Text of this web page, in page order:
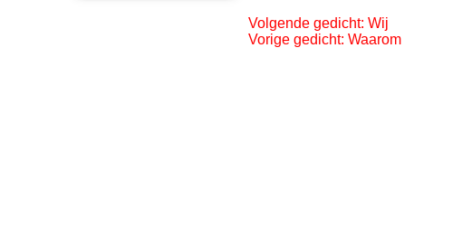
Volgende gedicht: Wij
Vorige gedicht: Waarom